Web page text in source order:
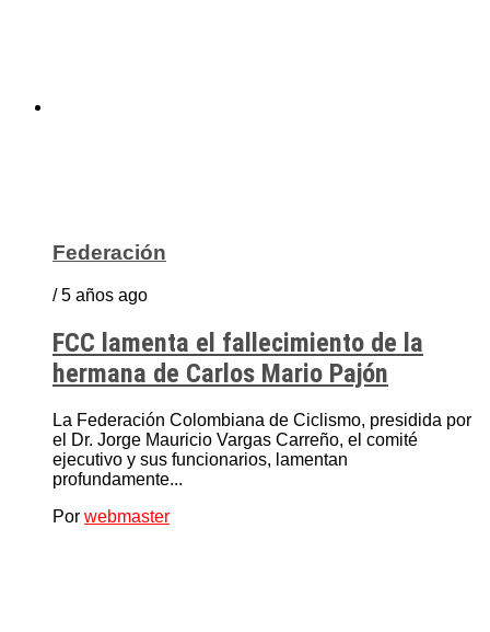
Federación
/ 5 años ago
FCC lamenta el fallecimiento de la
hermana de Carlos Mario Pajón
La Federación Colombiana de Ciclismo, presidida por
el Dr. Jorge Mauricio Vargas Carreño, el comité
ejecutivo y sus funcionarios, lamentan
profundamente...
Por webmaster